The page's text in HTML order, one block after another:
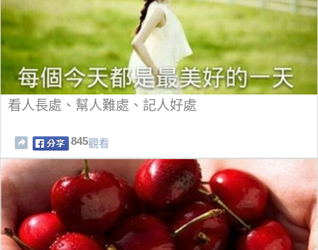
看人長處、幫人難處、記人好處
845觀看